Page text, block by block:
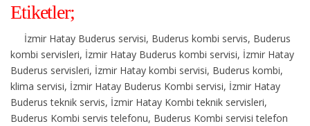
Etiketler;
İzmir Hatay Buderus servisi, Buderus kombi servis, Buderus
kombi servisleri, İzmir Hatay Buderus kombi servisi, İzmir Hatay
Buderus servisleri, İzmir Hatay kombi servisi, Buderus kombi,
klima servisi, İzmir Hatay Buderus Kombi servisi, İzmir Hatay
Buderus teknik servis, İzmir Hatay Kombi teknik servisleri,
Buderus Kombi servis telefonu, Buderus Kombi servisi telefon